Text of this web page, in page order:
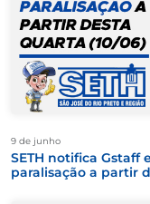
9 de junho
SETH notifica Gstaff
paralisação a partir